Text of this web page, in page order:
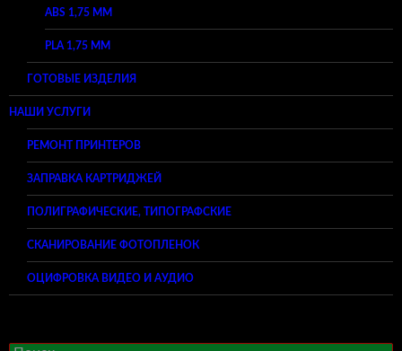
ABS 1,75 ММ
PLA 1,75 ММ
ГОТОВЫЕ ИЗДЕЛИЯ
НАШИ УСЛУГИ
РЕМОНТ ПРИНТЕРОВ
ЗАПРАВКА КАРТРИДЖЕЙ
ПОЛИГРАФИЧЕСКИЕ, ТИПОГРАФСКИЕ
СКАНИРОВАНИЕ ФОТОПЛЕНОК
ОЦИФРОВКА ВИДЕО И АУДИО